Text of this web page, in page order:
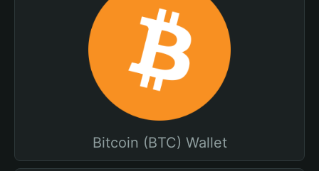
Bitcoin (BTC) Wallet